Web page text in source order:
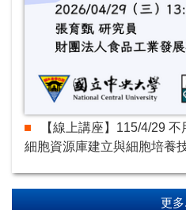
【線上講座】115/4/29
細胞資源庫建立與細胞培養
更多